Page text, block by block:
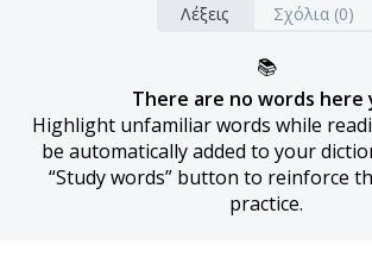
Λέξεις Σχόλια (0)
📚
There are no words here
Highlight unfamiliar words while
be automatically added to your
“Study words” button to reinforce
practice.